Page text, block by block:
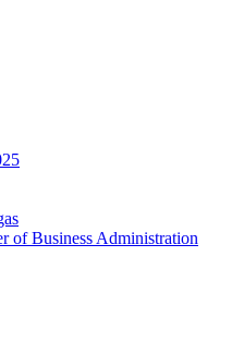
of Business Administration